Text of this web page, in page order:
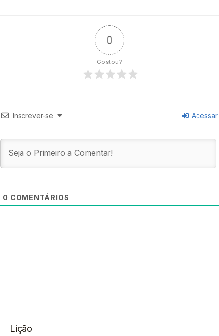
0
Gostou?
Inscrever-se Acessar
0 COMENTÁRIOS
Lição